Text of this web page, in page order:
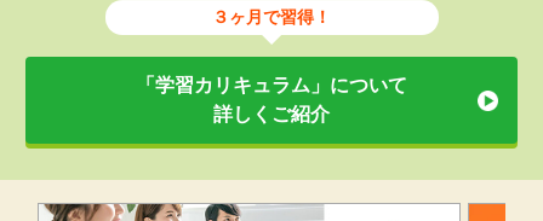
３ヶ月で習得！
「学習カリキュラム」について
詳しくご紹介